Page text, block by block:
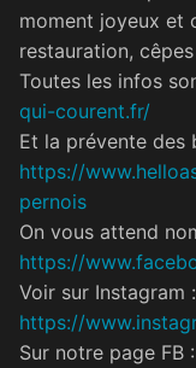
moment joyeux et
restauration,
Toutes les infos
qui-courent.fr/
Et la prévente des
https://
pernois
On vous attend
https://
Voir sur Instagram :
https://
Sur notre page FB :